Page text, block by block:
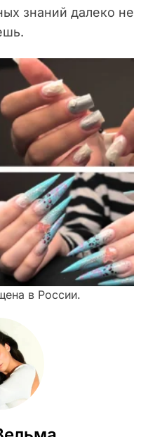
знаний далеко не
в России.